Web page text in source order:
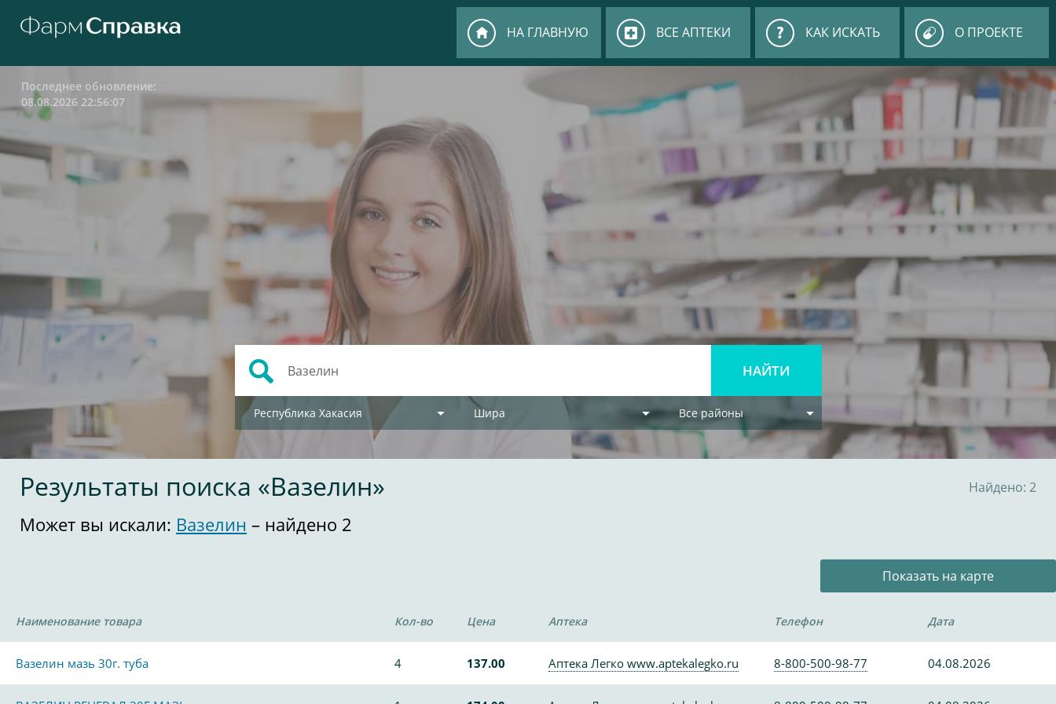
НА ГЛАВНУЮ ВСЕ АПТЕКИ КАК ИСКАТЬ О ПРОЕКТЕ
Последнее обновление:
08.08.2026 22:56:07
Республика Хакасия Шира Все районы
Результаты поиска «Вазелин» Найдено: 2
Может вы искали: Вазелин – найдено 2
Показать на карте
Наименование товара Кол-во Цена Аптека Телефон Дата
Вазелин мазь 30г. туба 4 137.00 Аптека Легко www.aptekalegko.ru 8-800-500-98-77 04.08.2026